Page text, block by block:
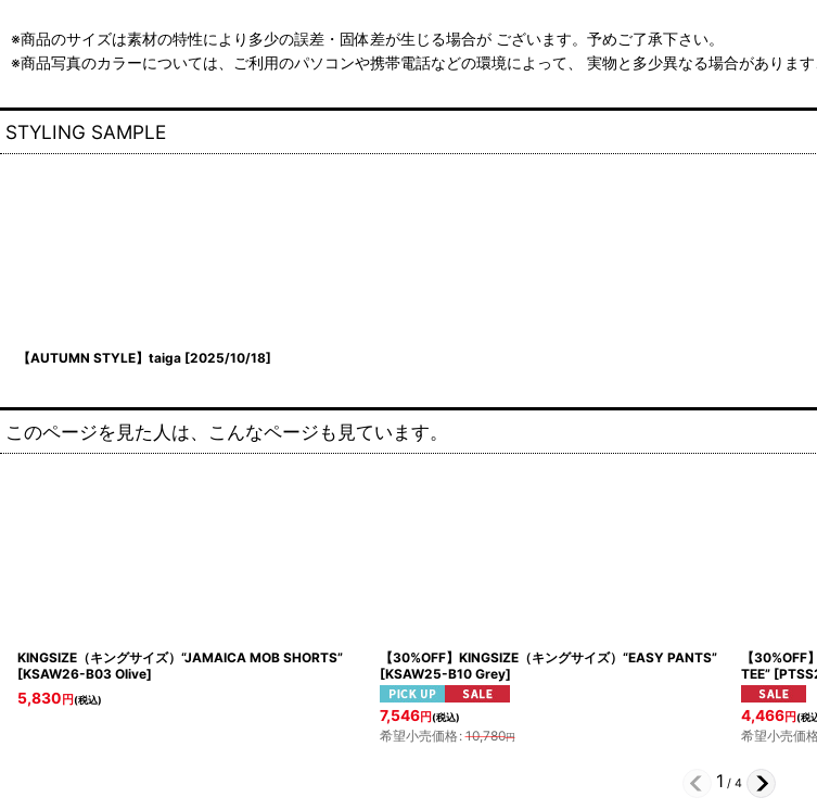
※商品のサイズは素材の特性により多少の誤差・固体差が生じる場合が ございます。予めご了承下さい。
※商品写真のカラーについては、ご利用のパソコンや携帯電話などの環境によって、 実物と多少異なる場合があります
STYLING SAMPLE
【AUTUMN STYLE】taiga [2025/10/18]
このページを見た人は、こんなページも見ています。
KINGSIZE（キングサイズ）“JAMAICA MOB SHORTS”
[KSAW26-B03 Olive]
5,830 円(税込)
【30%OFF】KINGSIZE（キングサイズ）“EASY PANTS”
[KSAW25-B10 Grey]
7,546円(税込)
希望小売価格: 10,780円
【30%OFF
TEE” [
4,466円(税
希望小売価
1 / 4